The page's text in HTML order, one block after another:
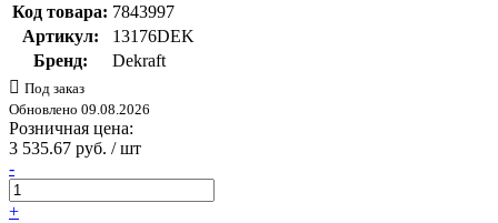
Код товара: 7843997
Артикул:
13176DEK
Бренд:
Dekraft
Под заказ
Обновлено 09.08.2026
Розничная цена:
3 535.67 руб. / шт
-
+